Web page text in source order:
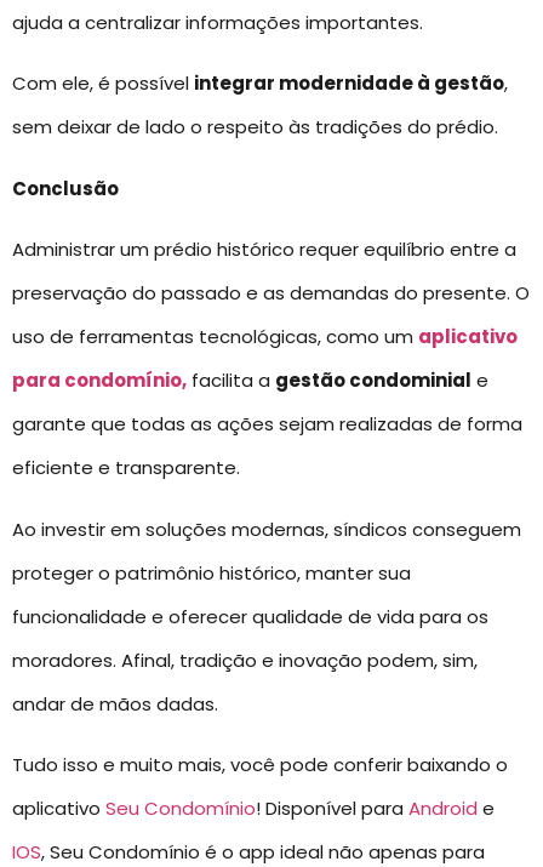
ajuda a centralizar informações importantes.
Com ele, é possível integrar modernidade à gestão,
sem deixar de lado o respeito às tradições do prédio.
Conclusão
Administrar um prédio histórico requer equilíbrio entre a
preservação do passado e as demandas do presente. O
uso de ferramentas tecnológicas, como um aplicativo
para condomínio, facilita a gestão condominial e
garante que todas as ações sejam realizadas de forma
eficiente e transparente.
Ao investir em soluções modernas, síndicos conseguem
proteger o patrimônio histórico, manter sua
funcionalidade e oferecer qualidade de vida para os
moradores. Afinal, tradição e inovação podem, sim,
andar de mãos dadas.
Tudo isso e muito mais, você pode conferir baixando o
aplicativo Seu Condomínio! Disponível para Android e
IOS, Seu Condomínio é o app ideal não apenas para